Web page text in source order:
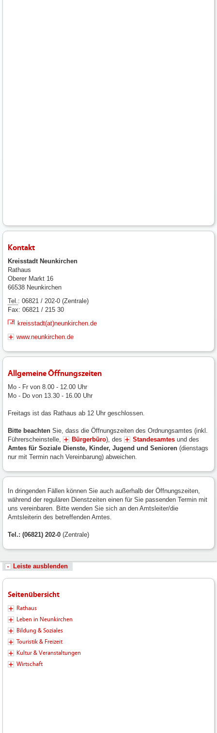
Kontakt
Kreisstadt Neunkirchen
Rathaus
Oberer Markt 16
66538 Neunkirchen
Tel. : 06821 / 202-0 (Zentrale)
Fax: 06821 / 215 30
kreisstadt(at)neunkirchen.de
www.neunkirchen.de
Allgemeine Öffnungszeiten
Mo - Fr von 8.00 - 12.00 Uhr
Mo - Do von 13.30 - 16.00 Uhr
Freitags ist das Rathaus ab 12 Uhr geschlossen.
Bitte beachten Sie, dass die Öffnungszeiten des Ordnungsamtes (inkl.
Führerscheinstelle,
Bürgerbüro), des Standesamtes und des
Amtes für Soziale Dienste, Kinder, Jugend und Senioren (dienstags
nur mit Termin nach Vereinbarung) abweichen.
In dringenden Fällen können Sie auch außerhalb der Öffnungszeiten,
während der regulären Dienstzeiten einen für Sie passenden Termin mit
uns vereinbaren. Bitte wenden Sie sich an den Amtsleiter/die
Amtsleiterin des betreffenden Amtes.
Tel.: (06821) 202-0 (Zentrale)
Leiste ausblenden
Seitenübersicht
Rathaus
Leben in Neunkirchen
Bildung & Soziales
Touristik & Freizeit
Kultur & Veranstaltungen
Wirtschaft